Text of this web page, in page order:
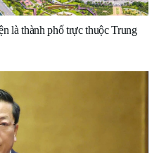
là thành phố trực thuộc Trung